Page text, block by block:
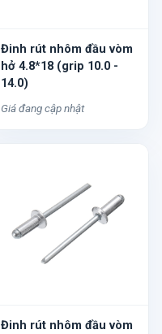
Đinh rút nhôm đầu vòm
hở 4.8*18 (grip 10.0 -
14.0)
Giá đang cập nhật
Đinh rút nhôm đầu vòm